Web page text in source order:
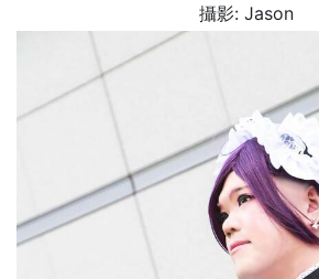
攝影: Jason